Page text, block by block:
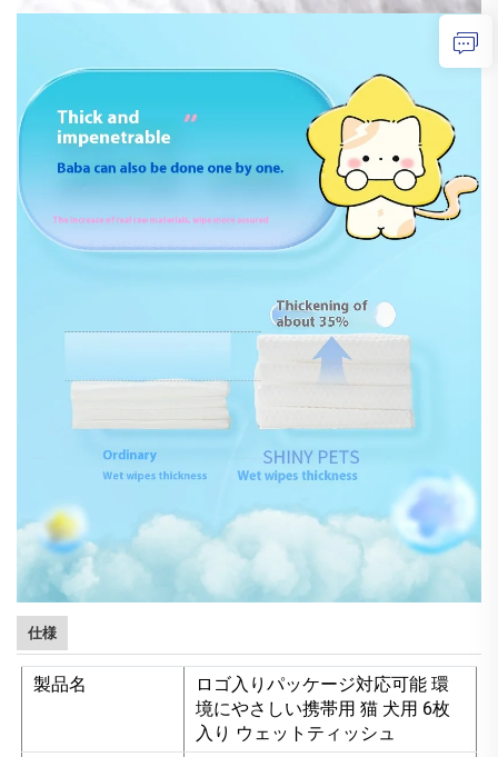
仕様
製品名
ロゴ入りパッケージ対応可能 環
境にやさしい携帯用 猫 犬用 6枚
入り ウェットティッシュ